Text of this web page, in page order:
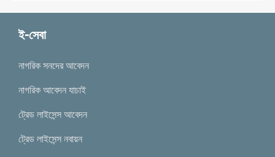
ই-সেবা
নাগরিক সনদের আবেদন
নাগরিক আবেদন যাচাই
ট্রেড লাইসেন্স আবেদন
ট্রেড লাইসেন্স নবায়ন